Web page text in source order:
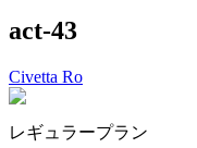
act-43
Civetta Ro
レギュラープラン